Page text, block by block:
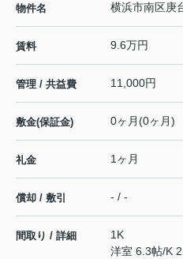
物件名 横浜市南区庚
賃料 9.6万円
管理 / 共益費 11,000円
敷金(保証金) 0ヶ月(0ヶ月)
礼金 1ヶ月
償却 / 敷引 - / -
間取り / 詳細
1K
洋室 6.3帖/K